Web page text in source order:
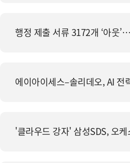
행정 제출 서류 3172개 ‘아웃’…
에이아이세스–솔리데오, AI 전
'클라우드 강자' 삼성SDS, 오